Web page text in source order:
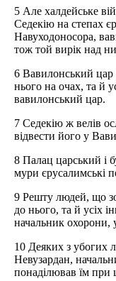
5 Але халдейське
Седекію на степах
Навуходоносора,
тож той вирік над
6 Вавилонський цар
нього на очах, та й
вавилонський цар.
7 Седекію ж велів
відвести його у
8 Палац царський і
мури єрусалимські
9 Решту людей, що
до нього, та й усіх
начальник охорони,
10 Деяких з убогих
Невузардан,
понаділював їм при